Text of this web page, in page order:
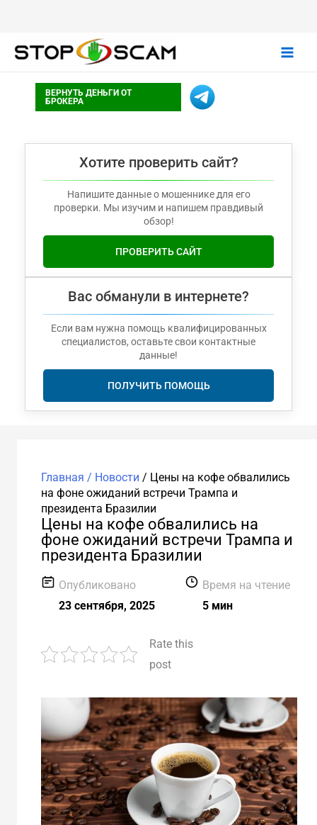
ВЕРНУТЬ ДЕНЬГИ ОТ
БРОКЕРА
Хотите проверить сайт?
Напишите данные о мошеннике для его
проверки. Мы изучим и напишем правдивый
обзор!
ПРОВЕРИТЬ САЙТ
Вас обманули в интернете?
Если вам нужна помощь квалифицированных
специалистов, оставьте свои контактные
данные!
ПОЛУЧИТЬ ПОМОЩЬ
Главная / Новости / Цены на кофе обвалились
на фоне ожиданий встречи Трампа и
президента Бразилии
Цены на кофе обвалились на
фоне ожиданий встречи Трампа и
президента Бразилии
Опубликовано
23 сентября, 2025
Время на чтение
5 мин
Rate this
post